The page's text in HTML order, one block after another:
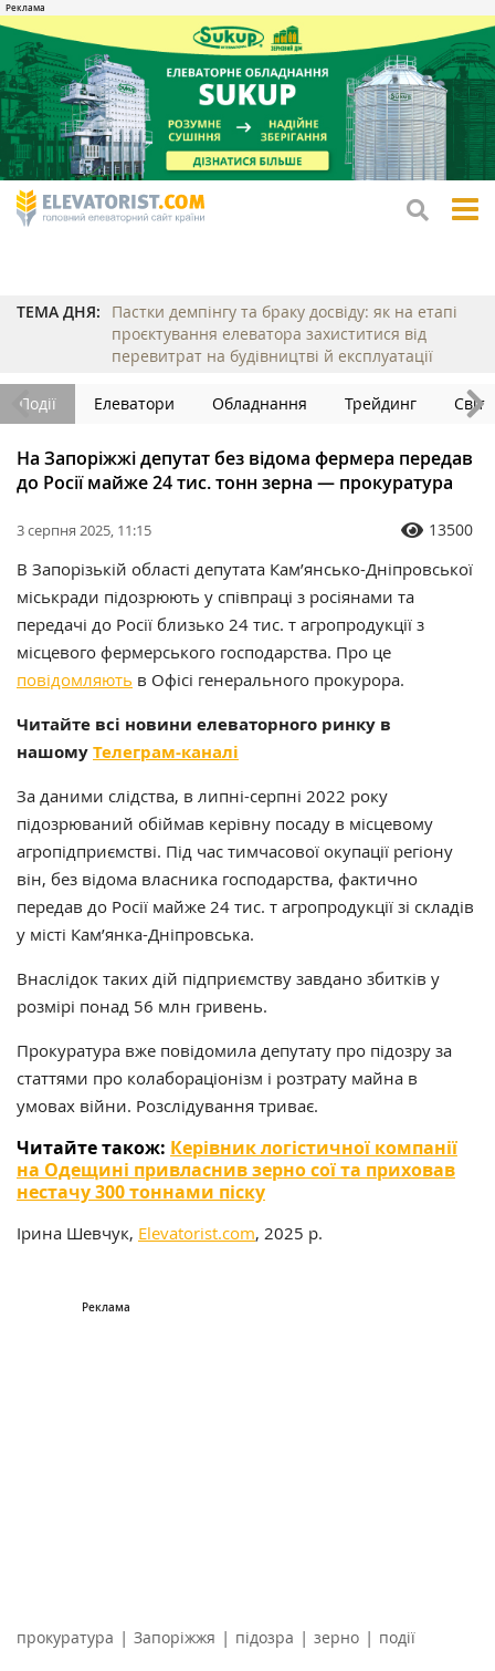
ТЕМА ДНЯ:
Пастки демпінгу та браку досвіду: як на етапі
проєктування елеватора захиститися від
перевитрат на будівництві й експлуатації
Події Елеватори Обладнання Трейдинг Світ
На Запоріжжі депутат без відома фермера передав
до Росії майже 24 тис. тонн зерна — прокуратура
3 серпня 2025, 11:15 13500
В Запорізькій області депутата Кам’янсько-Дніпровської
міськради підозрюють у співпраці з росіянами та
передачі до Росії близько 24 тис. т агропродукції з
місцевого фермерського господарства. Про це
повідомляють в Офісі генерального прокурора.
Читайте всі новини елеваторного ринку в
нашомуТелеграм-каналі
За даними слідства, в липні-серпні 2022 року
підозрюваний обіймав керівну посаду в місцевому
агропідприємстві. Під час тимчасової окупації регіону
він, без відома власника господарства, фактично
передав до Росії майже 24 тис. т агропродукції зі складів
у місті Кам’янка-Дніпровська.
Внаслідок таких дій підприємству завдано збитків у
розмірі понад 56 млн гривень.
Прокуратура вже повідомила депутату про підозру за
статтями про колабораціонізм і розтрату майна в
умовах війни. Розслідування триває.
Читайте також: Керівник логістичної компанії
на Одещині привласнив зерно сої та приховав
нестачу 300 тоннами піску
Ірина Шевчук, Elevatorist.com, 2025 р.
прокуратура | Запоріжжя | підозра | зерно | події